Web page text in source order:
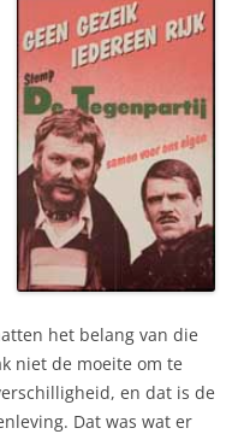
het belang van die
niet de moeite om te
en dat is de
Dat was wat er